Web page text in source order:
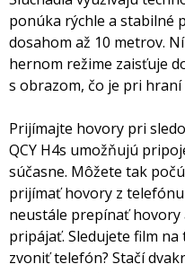
ponúka rýchle a stabilné
dosahom až 10 metrov.
hernom režime zaisťuje
s obrazom, čo je pri
Prijímajte hovory pri
QCY H4s umožňujú
súčasne. Môžete tak
prijímať hovory z
neustále prepínať hovory
pripájať. Sledujete film
zvoniť telefón? Stačí